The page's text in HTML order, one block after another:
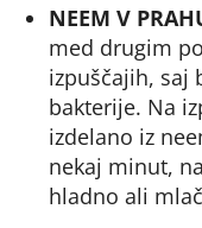
NEEM V
med drugim
izpuščajih, saj
bakterije. Na
izdelano iz
nekaj minut,
hladno ali